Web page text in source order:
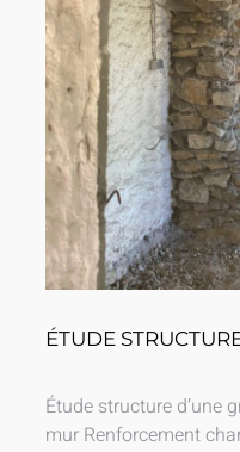
ÉTUDE
Étude structure d’une
mur Renforcement